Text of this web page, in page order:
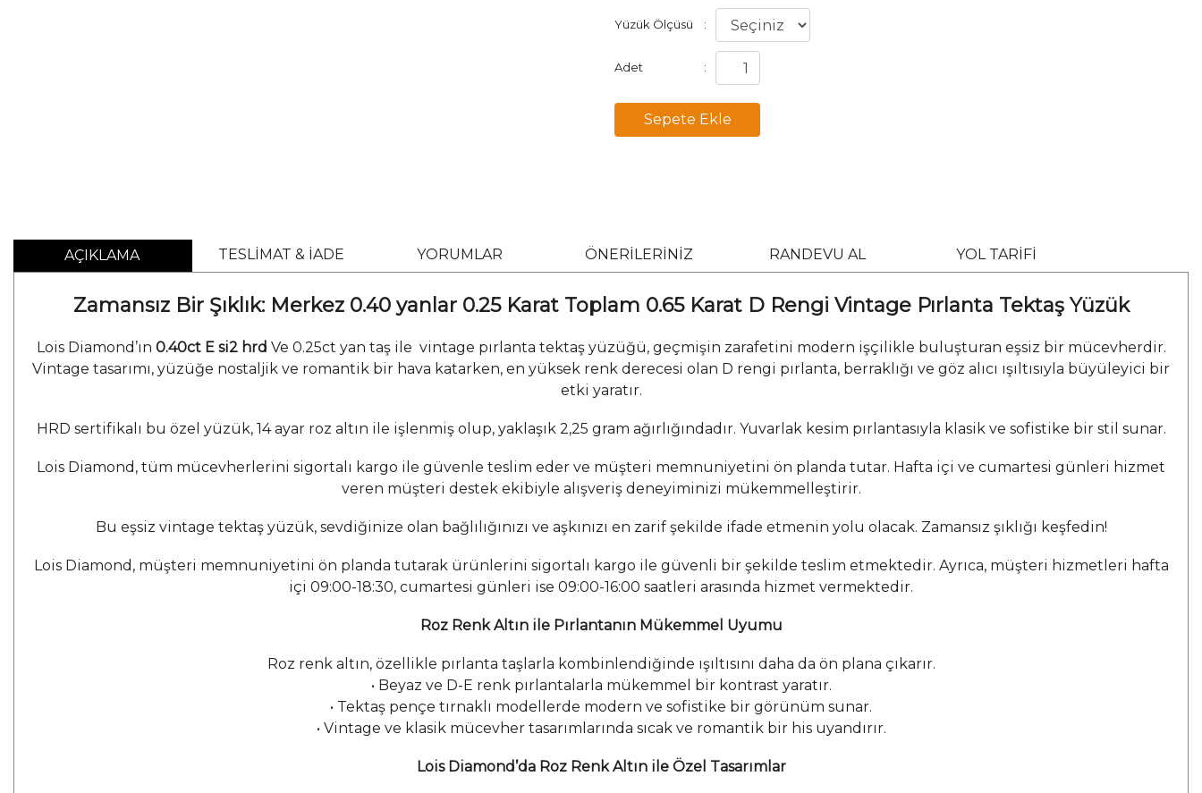
Yüzük Ölçüsü :
Adet :
AÇIKLAMA TESLİMAT & İADE YORUMLAR ÖNERİLERİNİZ RANDEVU AL YOL TARİFİ
Zamansız Bir Şıklık: Merkez 0.40 yanlar 0.25 Karat Toplam 0.65 Karat D Rengi Vintage Pırlanta Tektaş Yüzük
Lois Diamond’ın 0.40ct E si2 hrd Ve 0.25ct yan taş ile vintage pırlanta tektaş yüzüğü, geçmişin zarafetini modern işçilikle buluşturan eşsiz bir mücevherdir.
Vintage tasarımı, yüzüğe nostaljik ve romantik bir hava katarken, en yüksek renk derecesi olan D rengi pırlanta, berraklığı ve göz alıcı ışıltısıyla büyüleyici bir
etki yaratır.
HRD sertifikalı bu özel yüzük, 14 ayar roz altın ile işlenmiş olup, yaklaşık 2,25 gram ağırlığındadır. Yuvarlak kesim pırlantasıyla klasik ve sofistike bir stil sunar.
Lois Diamond, tüm mücevherlerini sigortalı kargo ile güvenle teslim eder ve müşteri memnuniyetini ön planda tutar. Hafta içi ve cumartesi günleri hizmet
veren müşteri destek ekibiyle alışveriş deneyiminizi mükemmelleştirir.
Bu eşsiz vintage tektaş yüzük, sevdiğinize olan bağlılığınızı ve aşkınızı en zarif şekilde ifade etmenin yolu olacak. Zamansız şıklığı keşfedin!
Lois Diamond, müşteri memnuniyetini ön planda tutarak ürünlerini sigortalı kargo ile güvenli bir şekilde teslim etmektedir. Ayrıca, müşteri hizmetleri hafta
içi 09:00-18:30, cumartesi günleri ise 09:00-16:00 saatleri arasında hizmet vermektedir.
Roz Renk Altın ile Pırlantanın Mükemmel Uyumu
Roz renk altın, özellikle pırlanta taşlarla kombinlendiğinde ışıltısını daha da ön plana çıkarır.
• Beyaz ve D-E renk pırlantalarla mükemmel bir kontrast yaratır.
• Tektaş pençe tırnaklı modellerde modern ve sofistike bir görünüm sunar.
• Vintage ve klasik mücevher tasarımlarında sıcak ve romantik bir his uyandırır.
Lois Diamond’da Roz Renk Altın ile Özel Tasarımlar